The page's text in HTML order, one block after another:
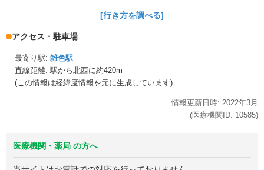
[行き方を調べる]
アクセス・駐車場
最寄り駅: 雑色駅
直線距離: 駅から北西に約420m
(この情報は経緯度情報を元に生成しています)
情報更新日時: 2022年3月
(医療機関ID: 10585)
医療機関・薬局 の方へ